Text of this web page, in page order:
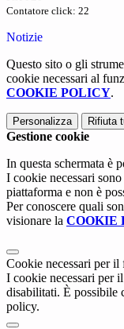
Contatore click: 22
Notizie
Questo sito o gli
cookie necessari al
COOKIE POLICY.
Personalizza Rifiuta
Gestione cookie
In questa schermata è
I cookie necessari
piattaforma e non è
Per conoscere quali
visionare la COOKIE
Cookie necessari per il
I cookie necessari per
disabilitati. È possibile
policy.